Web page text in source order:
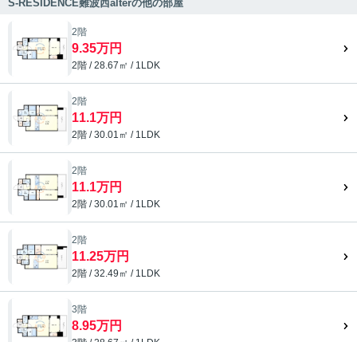
S-RESIDENCE難波西alterの他の部屋
2階
9.35万円
2階 / 28.67㎡ / 1LDK
2階
11.1万円
2階 / 30.01㎡ / 1LDK
2階
11.1万円
2階 / 30.01㎡ / 1LDK
2階
11.25万円
2階 / 32.49㎡ / 1LDK
3階
8.95万円